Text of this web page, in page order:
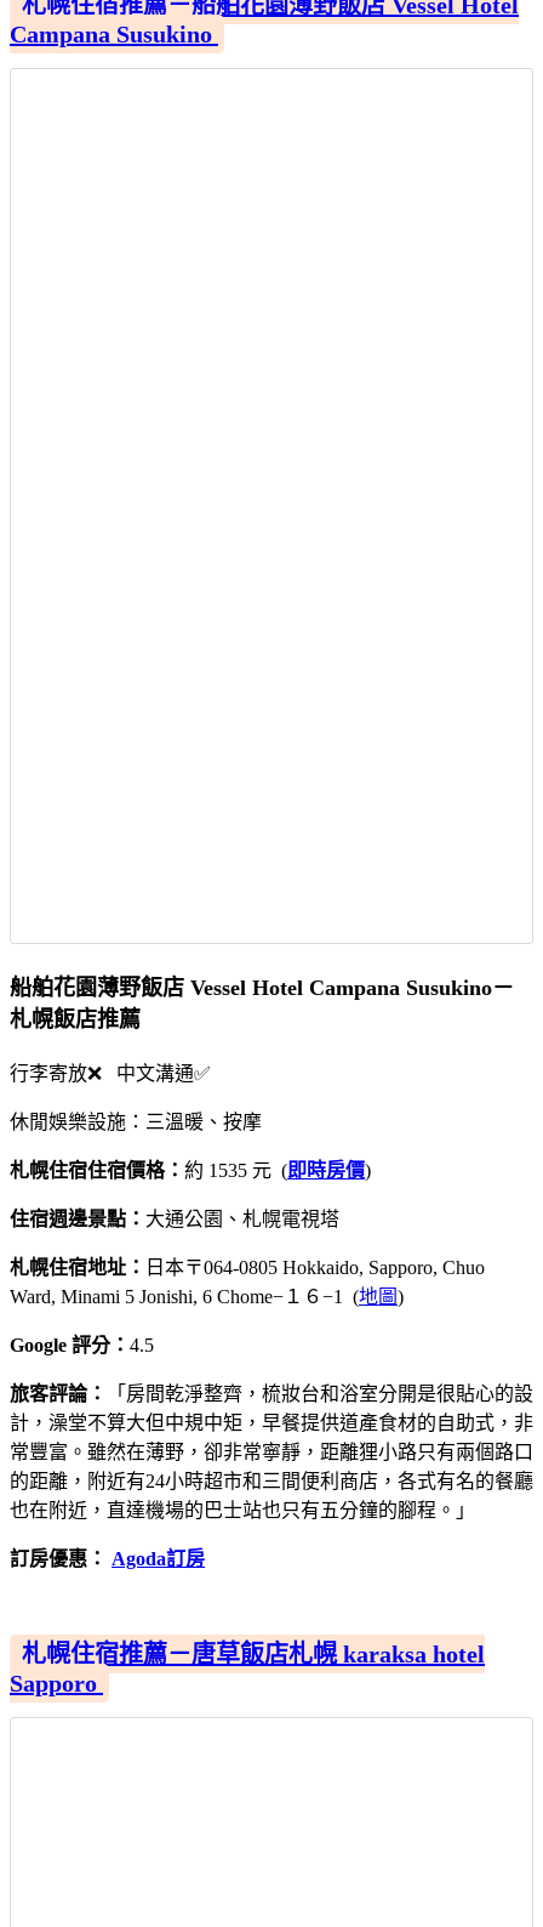
Campana Susukino
船舶花園薄野飯店 Vessel Hotel Campana Susukino－
札幌飯店推薦
行李寄放❌ 中文溝通✅
休閒娛樂設施：三溫暖、按摩
札幌住宿住宿價格： 約 1535 元 (即時房價)
住宿週邊景點： 大通公園、札幌電視塔
札幌住宿地址： 日本〒064-0805 Hokkaido, Sapporo, Chuo
Ward, Minami 5 Jonishi, 6 Chome−１６−1 (地圖)
Google 評分： 4.5
旅客評論：
「房間乾淨整齊，梳妝台和浴室分開是很貼心的設
計，澡堂不算大但中規中矩，早餐提供道產食材的自助式，非
常豐富。雖然在薄野，卻非常寧靜，距離狸小路只有兩個路口
的距離，附近有24小時超市和三間便利商店，各式有名的餐廳
也在附近，直達機場的巴士站也只有五分鐘的腳程。」
訂房優惠： Agoda訂房
札幌住宿推薦－唐草飯店札幌 karaksa hotel
Sapporo